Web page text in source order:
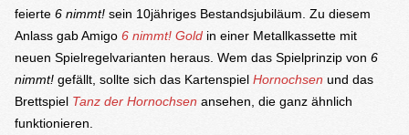
feierte 6 nimmt! sein 10jähriges Bestandsjubiläum. Zu diesem
Anlass gab Amigo 6 nimmt! Gold in einer Metallkassette mit
neuen Spielregelvarianten heraus. Wem das Spielprinzip von 6
nimmt! gefällt, sollte sich das Kartenspiel Hornochsen und das
Brettspiel Tanz der Hornochsen ansehen, die ganz ähnlich
funktionieren.